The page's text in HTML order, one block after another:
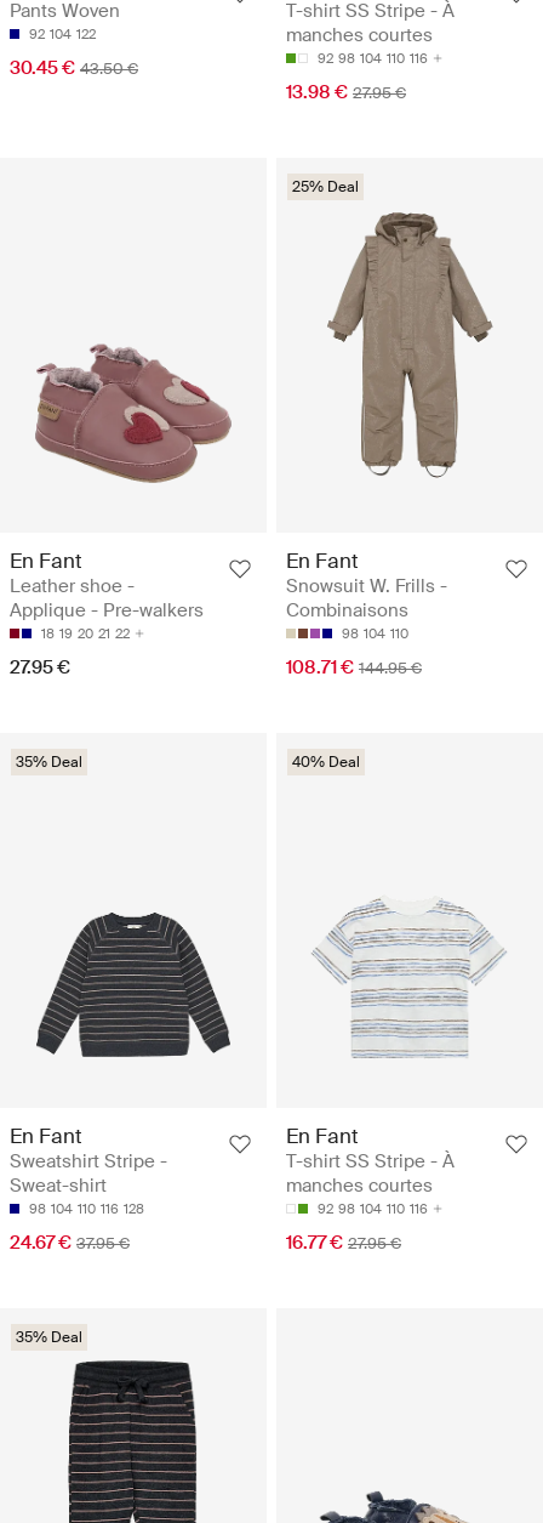
Pants Woven
92 104 122
30.45 € 43.50 €
T-shirt SS Stripe - À
manches courtes
92 98 104 110 116
13.98 € 27.95 €
En Fant
Leather shoe -
Applique - Pre-walkers
18 19 20 21 22
27.95 €
25% Deal
En Fant
Snowsuit W. Frills -
Combinaisons
98 104 110
108.71 € 144.95 €
35% Deal
En Fant
Sweatshirt Stripe -
Sweat-shirt
98 104 110 116 128
24.67 € 37.95 €
40% Deal
En Fant
T-shirt SS Stripe - À
manches courtes
92 98 104 110 116
16.77 € 27.95 €
35% Deal